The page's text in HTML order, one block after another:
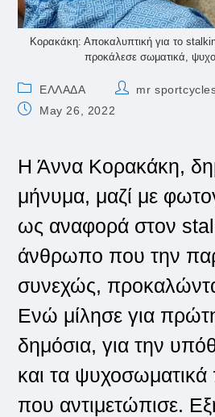
Κορακάκη: Αποκαλυπτική για το
προκάλεσε σωματικά,
Post
category:
ΕΛΛΑΔΑ
Postmr
PostMay 26, 2022
Η Άννα Κορακάκη,
μήνυμα, μαζί με
ως αναφορά στον
άνθρωπο που την
συνεχώς,
Ενώ μίλησε για
δημόσια, για την
και τα
που αντιμετώπισε.